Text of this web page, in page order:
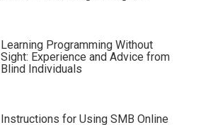
Learning Programming Without
Sight: Experience and Advice from
Blind Individuals
Instructions for Using SMB Online